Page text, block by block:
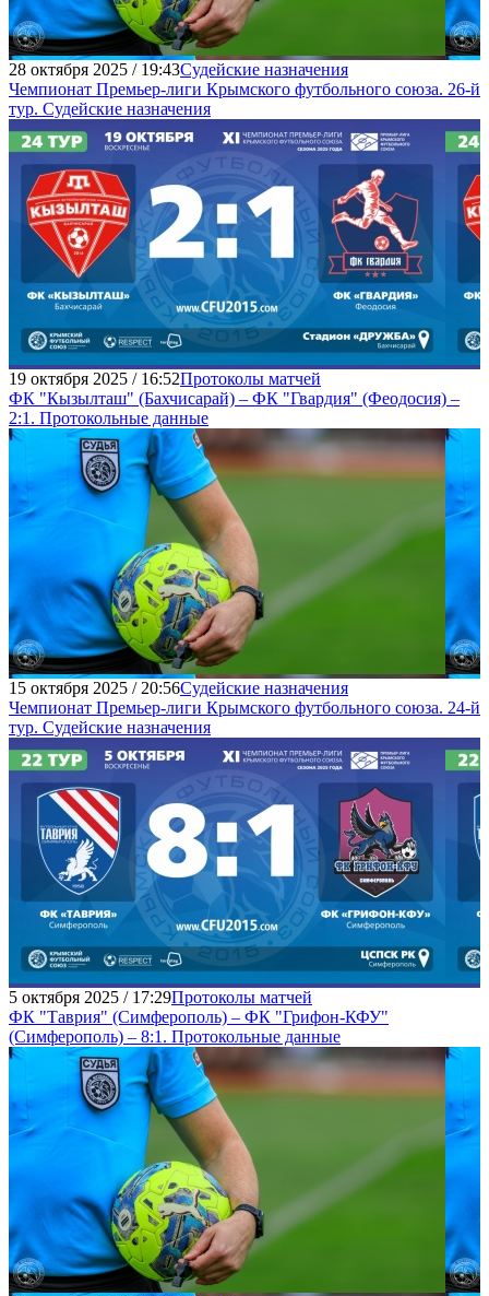
28 октября 2025 / 19:43Судейские назначения
Чемпионат Премьер-лиги Крымского футбольного союза. 26-й
тур. Судейские назначения
19 октября 2025 / 16:52Протоколы матчей
ФК "Кызылташ" (Бахчисарай) – ФК "Гвардия" (Феодосия) –
2:1. Протокольные данные
15 октября 2025 / 20:56Судейские назначения
Чемпионат Премьер-лиги Крымского футбольного союза. 24-й
тур. Судейские назначения
5 октября 2025 / 17:29Протоколы матчей
ФК "Таврия" (Симферополь) – ФК "Грифон-КФУ"
(Симферополь) – 8:1. Протокольные данные